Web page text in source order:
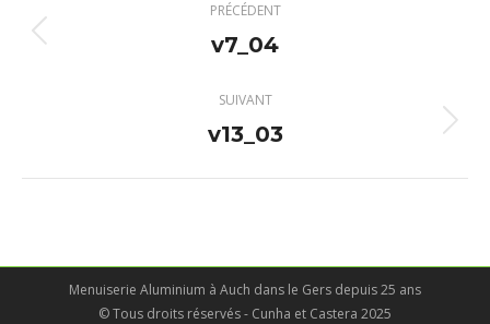
album
PRÉCÉDENT
Album
:
v7_04
SUIVANT
Album
v13_03
Menuiserie Aluminium à Auch dans le Gers depuis 25 ans
© Tous droits réservés - Cunha et Castera 2025